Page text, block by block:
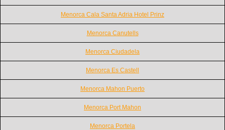
Menorca Cala Santa Adria Hotel Prinz
Menorca Canutells
Menorca Ciudadela
Menorca Es Castell
Menorca Mahon Puerto
Menorca Port Mahon
Menorca Portela